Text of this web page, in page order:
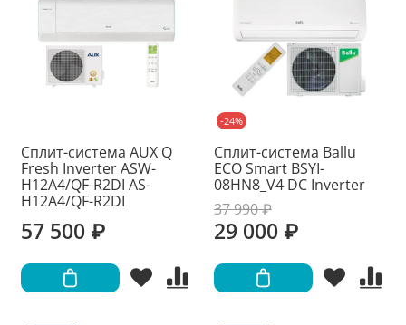
Сплит-система AUX Q
Fresh Inverter ASW-
H12A4/QF-R2DI AS-
H12A4/QF-R2DI
57 500 ₽
-24%
Сплит-система Ballu
ECO Smart BSYI-
08HN8_V4 DC Inverter
37 990 ₽
29 000 ₽